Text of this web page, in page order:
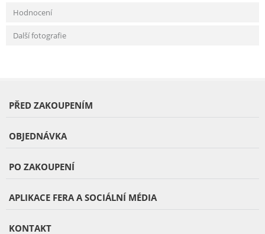
Hodnocení
Další fotografie
PŘED ZAKOUPENÍM
OBJEDNÁVKA
PO ZAKOUPENÍ
APLIKACE FERA A SOCIÁLNÍ MÉDIA
KONTAKT